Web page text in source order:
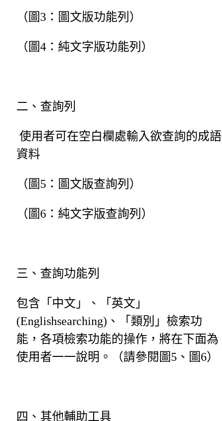
（圖3：圖文版功能列）
（圖4：純文字版功能列）
二、查詢列
使用者可在空白欄處輸入欲查詢的成語
資料
（圖5：圖文版查詢列）
（圖6：純文字版查詢列）
三、查詢功能列
包含「中文」、「英文」
(Englishsearching)、「類別」檢索功
能，各項檢索功能的操作，將在下面為
使用者一一說明。（請參閱圖5、圖6）
四、其他輔助工具